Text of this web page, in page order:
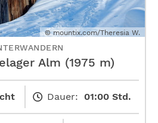
© mountix.com/Theresia W.
Alm (1975 m)
Dauer: 01:00 Std.